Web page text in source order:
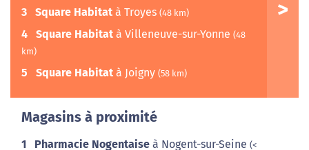
3 Square Habitat à Troyes (48 km)
4 Square Habitat à Villeneuve-sur-Yonne (48
km)
5 Square Habitat à Joigny (58 km)
Magasins à proximité
1 Pharmacie Nogentaise à Nogent-sur-Seine (<